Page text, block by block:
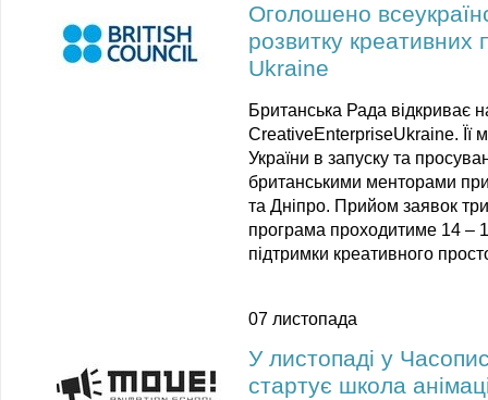
Оголошено
розвитку креативних
Ukraine
Британська Рада відкриває
CreativeEnterpriseUkraine. Її
України в запуску та
британськими менторами
та Дніпро. Прийом заявок
програма проходитиме 14 –
підтримки креативного
07 листопада
У листопаді у
стартує школа